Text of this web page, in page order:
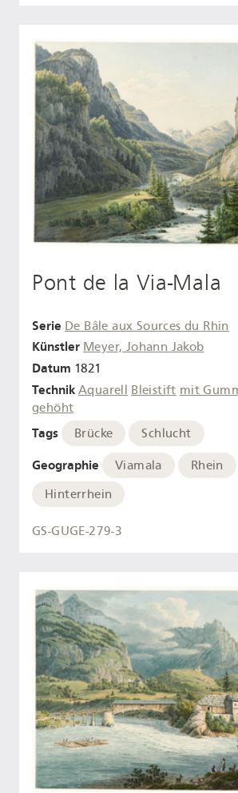
Pont de la Via-Mala
Serie De Bâle aux Sources du Rhin
Künstler Meyer, Johann Jakob
Datum 1821
Technik Aquarell Bleistift mit
gehöht
Tags Brücke Schlucht
Geographie Viamala
Rhein
Hinterrhein
GS-GUGE-279-3